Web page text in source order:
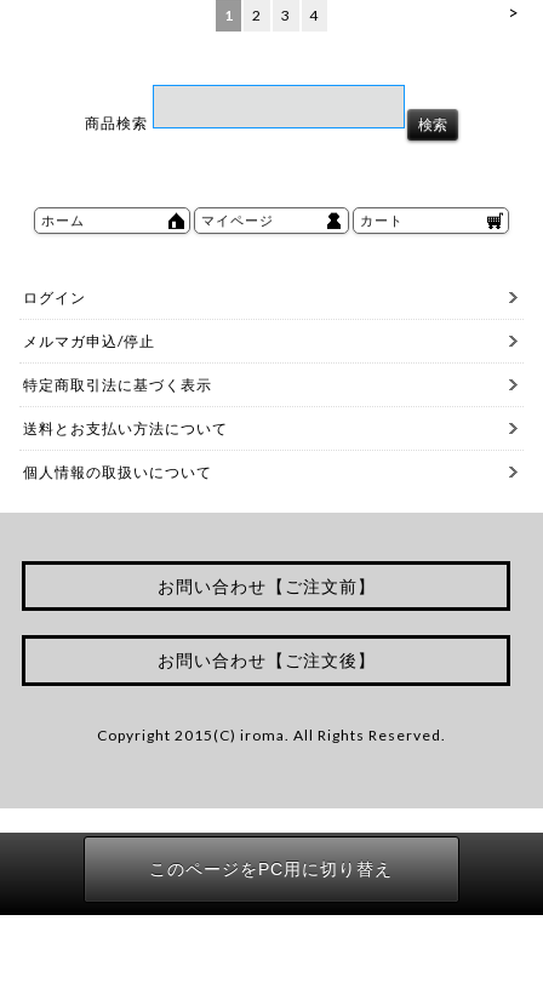
>
1 2 3 4
商品検索
ホーム マイページ カート
ログイン
メルマガ申込/停止
特定商取引法に基づく表示
送料とお支払い方法について
個人情報の取扱いについて
お問い合わせ【ご注文前】
お問い合わせ【ご注文後】
Copyright 2015(C) iroma. All Rights Reserved.
このページをPC用に切り替え